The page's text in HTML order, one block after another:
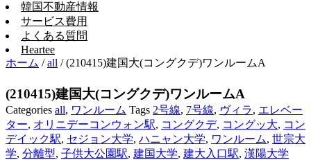
韓国不動産情報
サービス費用
よくある質問
Heartee
ホーム /all /(210415)建国大(コングクデ)ワンルームA
(210415)建国大(コングクデ)ワンルームA
Categories all, ワンルーム Tags 2号線, 7号線, ヴィラ, エレベー
ター, オリニデーコンウォン駅, コングクデ, コングッ大, コン
デイック駅, セジョン大学, ハニャン大学, ワンルーム, 世宗大
学, 分離型, 子供大公園駅, 建国大学, 建大入口駅, 漢陽大学